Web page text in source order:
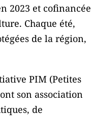
2023 et cofinancée
Chaque été,
de la région,
PIM (Petites
son association
de